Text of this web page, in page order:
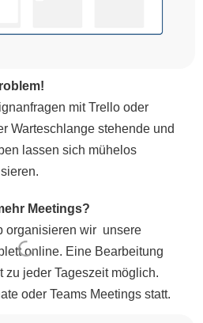
mit Trello oder
Warteschlange stehende und
lassen sich mühelos
Meetings?
organisieren wir unsere
online. Eine Bearbeitung
zu jeder Tageszeit möglich.
oder Teams Meetings statt.